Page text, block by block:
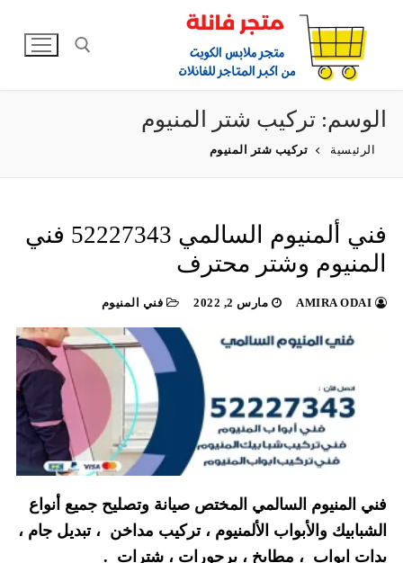
المحتوى
الوسم: تركيب شتر المنيوم
الرئيسية تركيب شتر المنيوم
فني ألمنيوم السالمي 52227343 فني
المنيوم وشتر محترف
مارس 2, 2022 فني المنيوم
فني المنيوم السالمي المختص صيانة وتصليح جميع أنواع
الشبابيك والأبواب الألمنيوم ، تركيب مداخن ، تبديل جام ،
يدات ابواب ، مطابخ ، برجورات ، شترات .